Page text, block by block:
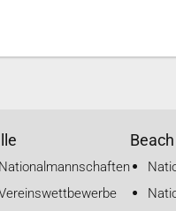
Nationalmannschaften
Beach